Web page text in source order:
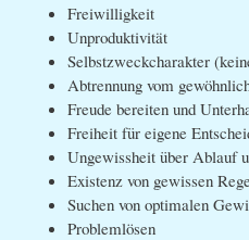
Freiwilligkeit
Unproduktivität
Selbstzweckcharakter
Abtrennung vom
Freude bereiten und
Freiheit für eigene
Ungewissheit über Ablauf
Existenz von gewissen
Suchen von optimalen
Problemlösen